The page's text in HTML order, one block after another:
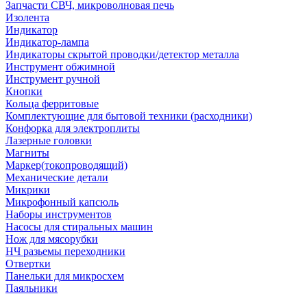
Запчасти СВЧ, микроволновая печь
Изолента
Индикатор
Индикатор-лампа
Индикаторы скрытой проводки/детектор металла
Инструмент обжимной
Инструмент ручной
Кнопки
Кольца ферритовые
Комплектующие для бытовой техники (расходники)
Конфорка для электроплиты
Лазерные головки
Магниты
Маркер(токопроводящий)
Механические детали
Микрики
Микрофонный капсюль
Наборы инструментов
Насосы для стиральных машин
Нож для мясорубки
НЧ разьемы переходники
Отвертки
Панельки для микросхем
Паяльники